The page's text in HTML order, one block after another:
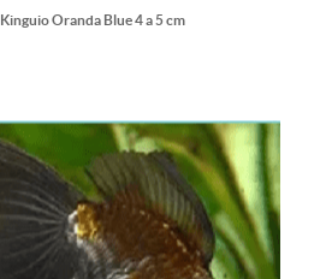
Kinguio Oranda Blue 4 a 5 cm